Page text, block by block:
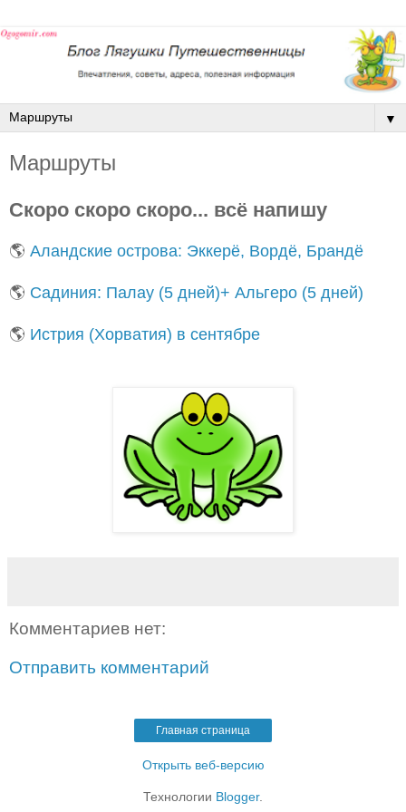
▼
Маршруты
Скоро скоро скоро... всё напишу
🌎 Аландские острова: Эккерё, Вордё, Брандё
🌎 Садиния: Палау (5 дней)+ Альгеро (5 дней)
🌎 Истрия (Хорватия) в сентябре
Комментариев нет:
Отправить комментарий
Главная страница
Открыть веб-версию
Технологии Blogger.